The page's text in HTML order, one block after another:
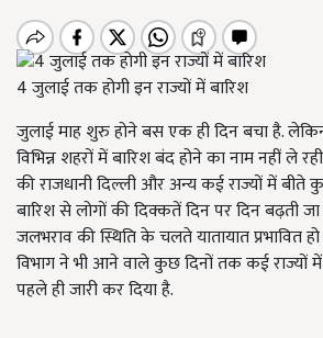
4 जुलाई तक होगी इन राज्यों में बारिश
जुलाई माह शुरु होने बस एक ही दिन बचा है.
विभिन्न शहरों में बारिश बंद होने का नाम नहीं ले
की राजधानी दिल्ली और अन्य कई राज्यों में बीते
बारिश से लोगों की दिक्कतें दिन पर दिन बढ़ती जा
जलभराव की स्थिति के चलते यातायात प्रभावित
विभाग ने भी आने वाले कुछ दिनों तक कई राज्यों में
पहले ही जारी कर दिया है.